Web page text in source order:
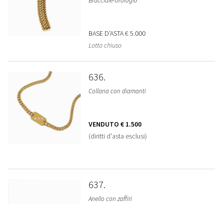
BASE D'ASTA€ 5.000
Lotto chiuso
636
Collana con diamanti
VENDUTO € 1.500
(diritti d'asta esclusi)
637
Anello con zaffiri